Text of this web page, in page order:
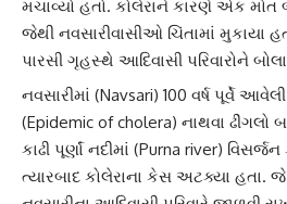
મચાવ્યો હતો. કોલેરાને કારણે એક
જેથી નવસારીવાસીઓ ચિંતામાં મુકાયા
પારસી ગૃહસ્થે આદિવાસી પરિવારોને
નવસારીમાં (Navsari) 100 વર્ષ પૂર્વે આવેલી
(Epidemic of cholera) નાથવા ઢીંગલો
કાઢી પૂર્ણાં નદીમાં (Purna river)
ત્યારબાદ કોલેરાના કેસ અટક્યા